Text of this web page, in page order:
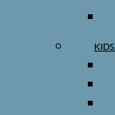
KIDS